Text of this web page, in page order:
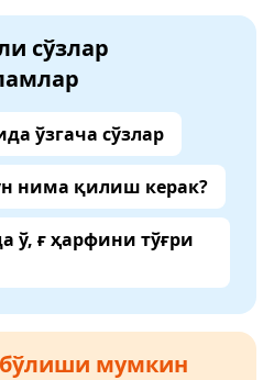
сўзлар
ўзгача сўзлар
нима қилиш керак?
ў, ғ ҳарфини тўғри
бўлиши мумкин